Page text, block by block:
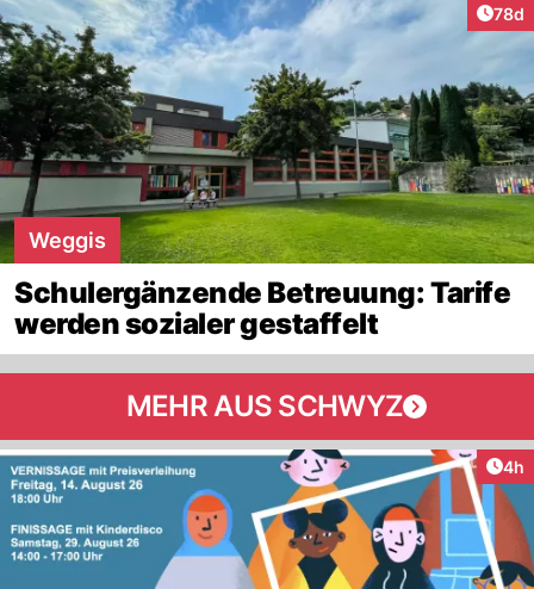
78d
Weggis
Schulergänzende Betreuung: Tarife
werden sozialer gestaffelt
MEHR AUS SCHWYZ
4h